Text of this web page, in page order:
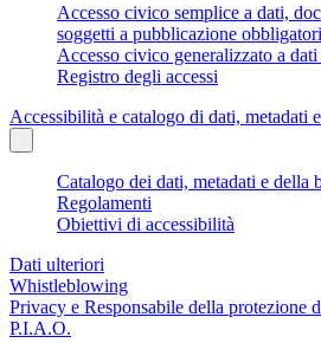
Accesso civico semplice a dati,
soggetti a pubblicazione
Accesso civico generalizzato a
Registro degli accessi
Accessibilità e catalogo di dati, metadati
Catalogo dei dati, metadati e della
Regolamenti
Obiettivi di accessibilità
Dati ulteriori
Whistleblowing
Privacy e Responsabile della protezione
P.I.A.O.